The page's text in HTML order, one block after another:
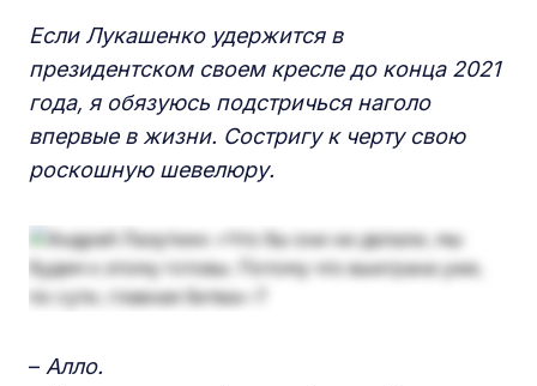
Если Лукашенко удержится в
президентском своем кресле до конца 2021
года, я обязуюсь подстричься наголо
впервые в жизни. Состригу к черту свою
роскошную шевелюру.
– Алло.